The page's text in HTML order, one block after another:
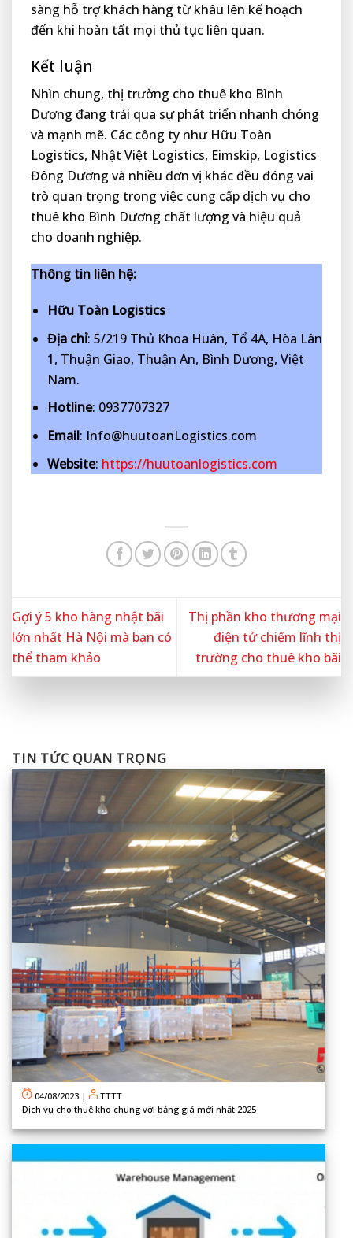
sàng hỗ trợ khách hàng từ khâu lên kế hoạch
đến khi hoàn tất mọi thủ tục liên quan.
Kết luận
Nhìn chung, thị trường cho thuê kho Bình
Dương đang trải qua sự phát triển nhanh chóng
và mạnh mẽ. Các công ty như Hữu Toàn
Logistics, Nhật Việt Logistics, Eimskip, Logistics
Đông Dương và nhiều đơn vị khác đều đóng vai
trò quan trọng trong việc cung cấp dịch vụ cho
thuê kho Bình Dương chất lượng và hiệu quả
cho doanh nghiệp.
Thông tin liên hệ:
Hữu Toàn Logistics
Địa chỉ: 5/219 Thủ Khoa Huân, Tổ 4A, Hòa Lân
1, Thuận Giao, Thuận An, Bình Dương, Việt
Nam.
Hotline: 0937707327
Email: Info@huutoanLogistics.com
Website: https://huutoanlogistics.com
Gợi ý 5 kho hàng nhật bãi
lớn nhất Hà Nội mà bạn có
thể tham khảo
Thị phần kho thương mại
điện tử chiếm lĩnh thị
trường cho thuê kho bãi
TIN TỨC QUAN TRỌNG
04/08/2023 |
TTTT
Dịch vụ cho thuê kho chung với bảng giá mới nhất 2025